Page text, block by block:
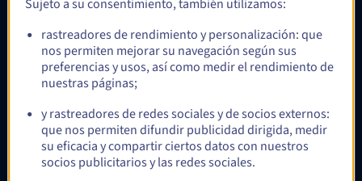
Opcional
Despliega tu plataforma Veeam Backup & Replication y utiliza
las licencias Enterprise Plus de OVHcloud para realizar la copia
de seguridad, la restauración y la replicación de tus cargas de
trabajo críticas, incluyendo VMware, Nutanix, los servidores
Sujeto a su consentimiento, también utilizamos:
rastreadores de rendimiento y personalización: que
nos permiten mejorar su navegación según sus
preferencias y usos, así como medir el rendimiento de
nuestras páginas;
y rastreadores de redes sociales y de socios externos:
que nos permiten difundir publicidad dirigida, medir
su eficacia y compartir ciertos datos con nuestros
socios publicitarios y las redes sociales.